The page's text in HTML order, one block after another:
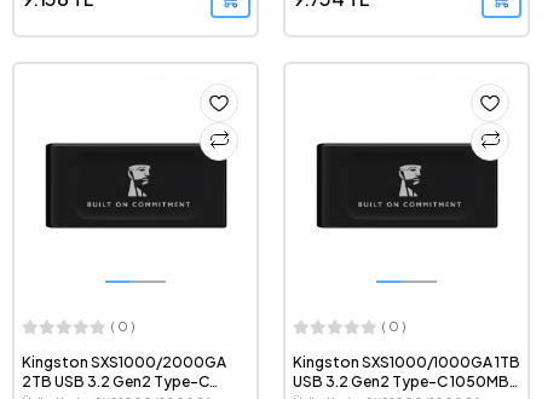
( 0 )
Kingston SXS1000/2000GA
2TB USB 3.2 Gen2 Type-C
( 0 )
Kingston SXS1000/1000GA 1TB
USB 3.2 Gen2 Type-C 1050MB